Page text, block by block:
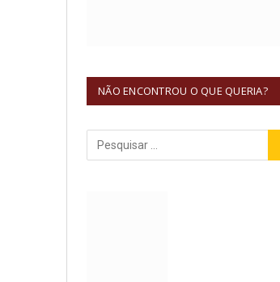
NÃO ENCONTROU O QUE QUERIA?